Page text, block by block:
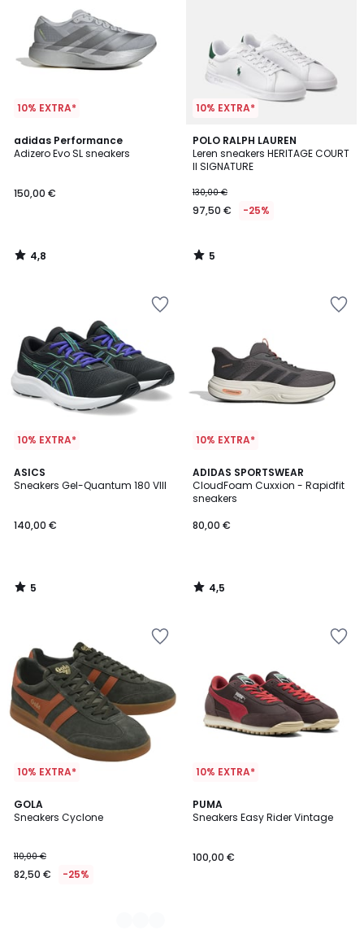
10% EXTRA*
adidas Performance
Adizero Evo SL sneakers
150,00 €
4,8
/ 5
4,8
/
10% EXTRA*
POLO RALPH LAUREN
Leren sneakers HERITAGE COURT
II SIGNATURE
130,00 €
97,50 € -25%
5
/
5
5
/
10% EXTRA*
ASICS
Sneakers Gel-Quantum 180 VIII
140,00 €
5
/
5
/
10% EXTRA*
ADIDAS SPORTSWEAR
CloudFoam Cuxxion - Rapidfit
sneakers
80,00 €
4,5
/ 5
4,5
/
10% EXTRA*
GOLA
Sneakers Cyclone
110,00 €
82,50 € -25%
2
Kleuren
10% EXTRA*
PUMA
Sneakers Easy Rider Vintage
100,00 €